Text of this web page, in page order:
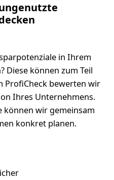
in Ihrem
Diese können zum Teil
ProfiCheck bewerten wir
Ihres Unternehmens.
können wir gemeinsam
konkret planen.